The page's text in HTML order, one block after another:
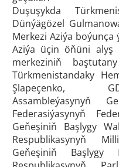
Duşuşykda
Dünýägözel
Merkezi Aziýa boýunça
Aziýa üçin öňüni alyş
merkeziniň
Türkmenistandaky
Şlapeçenko,
Assambleýasynyň
Federasiýasynyň
Geňeşiniň Başlygy
Respublikasynyň
Geňeşiniň Başlygy